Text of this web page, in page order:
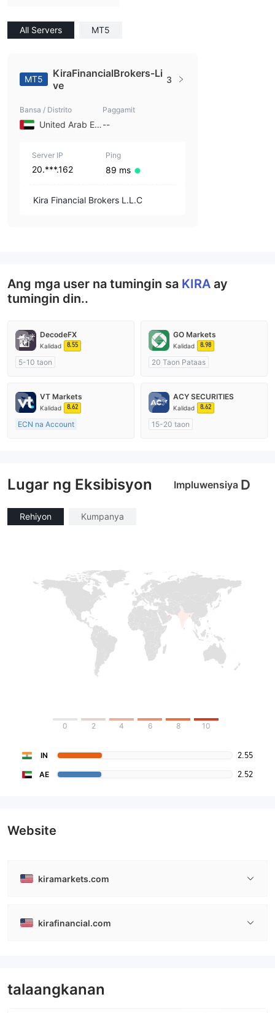
All Servers MT5
MT5
KiraFinancialBrokers-Li
ve
3
Bansa / Distrito
United Arab Emirates
Paggamit
--
Server IP
20.***.162
Ping
89 ms
Kira Financial Brokers L.L.C
Ang mga user na tumingin sa KIRA ay
tumingin din..
DecodeFX
Kalidad 8.55
5-10 taon
Paggawa ng Market (MM)
Pangunahing label na MT4
GO Markets
Kalidad 8.98
20 Taon Pataas
Paggawa ng Market (MM)
cTrader
VT Markets
Kalidad 8.62
ECN na Account
Pangunahing label na MT4
ACY SECURITIES
Kalidad 8.62
15-20 taon
Lugar ng Eksibisyon Impluwensiya D
Rehiyon Kumpanya
0 2 4 6 8 10
IN 2.55
AE 2.52
Website
kiramarkets.com
kirafinancial.com
talaangkanan